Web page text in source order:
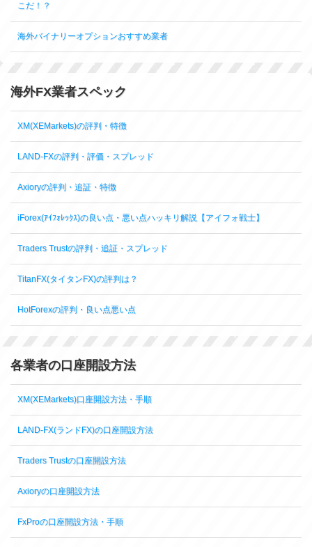
こだ！？
海外バイナリーオプションおすすめ業者
海外FX業者スペック
XM(XEMarkets)の評判・特徴
LAND-FXの評判・評価・スプレッド
Axioryの評判・追証・特徴
iForex(ｱｲﾌｫﾚｯｸｽ)の良い点・悪い点ハッキリ解説【アイフォ戦士】
Traders Trustの評判・追証・スプレッド
TitanFX(タイタンFX)の評判は？
HotForexの評判・良い点悪い点
各業者の口座開設方法
XM(XEMarkets)口座開設方法・手順
LAND-FX(ランドFX)の口座開設方法
Traders Trustの口座開設方法
Axioryの口座開設方法
FxProの口座開設方法・手順